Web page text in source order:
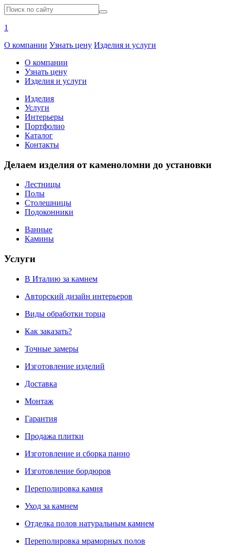
1
О компании Узнать цену Изделия и услуги
О компании
Узнать цену
Изделия и услуги
Изделия
Услуги
Интерьеры
Портфолио
Каталог
Контакты
Делаем изделия от каменоломни до установки
Лестницы
Полы
Столешницы
Подоконники
Ванные
Камины
Услуги
В Италию за камнем
Авторский дизайн интерьеров
Виды обработки торца
Как заказать?
Точные замеры
Изготовление изделий
Доставка
Монтаж
Гарантия
Продажа плитки
Изготовление и сборка панно
Изготовление бордюров
Переполировка камня
Уход за камнем
Отделка полов натуральным камнем
Переполировка мраморных полов